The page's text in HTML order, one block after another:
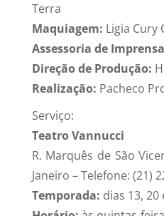
Terra
Maquiagem: Ligia Cury
Assessoria de
Direção de Produção:
Realização: Pacheco
Serviço:
Teatro Vannucci
R. Marquês de São
Janeiro – Telefone: (21)
Temporada: dias 13, 20